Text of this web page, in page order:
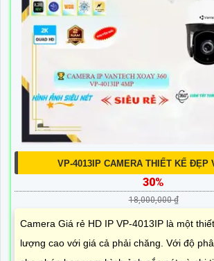
VP-4013IP CAMERA THIẾT KẾ ĐẸP
30%
18,000,000 ₫
Camera Giá rẻ HD IP VP-4013IP là một
lượng cao với giá cả phải chăng. Với độ